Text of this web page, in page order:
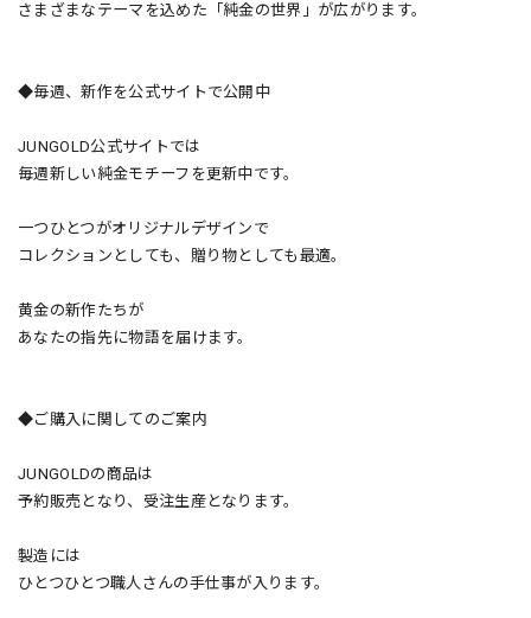
さまざまなテーマを込めた「純金の世界」が広がります。
◆毎週、新作を公式サイトで公開中
JUNGOLD公式サイトでは
毎週新しい純金モチーフを更新中です。
一つひとつがオリジナルデザインで
コレクションとしても、贈り物としても最適。
黄金の新作たちが
あなたの指先に物語を届けます。
◆ご購入に関してのご案内
JUNGOLDの商品は
予約販売となり、受注生産となります。
製造には
ひとつひとつ職人さんの手仕事が入ります。